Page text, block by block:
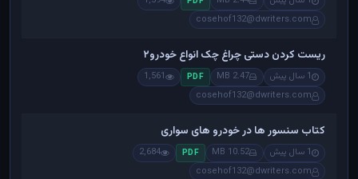
cosehof132@dwriters.com
ریست کردن دستی چراغ چک انواع خودرو۲
1 سال پیش 2.47 MB
PDF
1,561
cosehof132@dwriters.com
کتاب سنسور ها در خودرو های سواری
1 سال پیش 10.52 MB
PDF
2,684
cosehof132@dwriters.com